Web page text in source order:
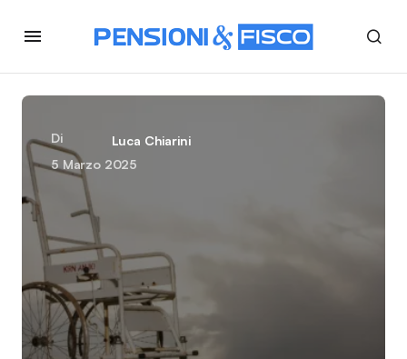
Di
Luca Chiarini
5 Marzo 2025